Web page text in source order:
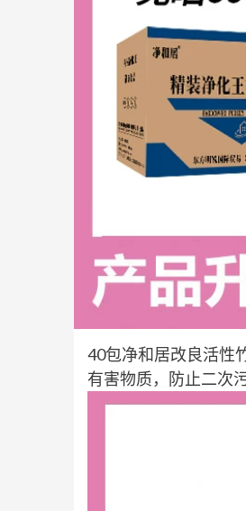
40包净和居改良活性
有害物质，防止二次